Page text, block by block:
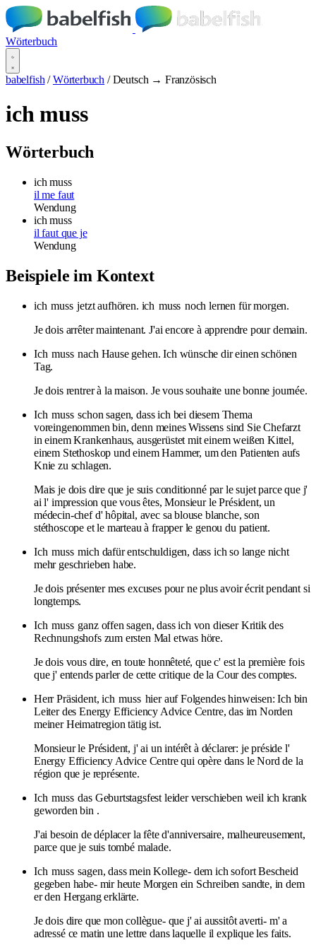
Wörterbuch
babelfish / Wörterbuch / Deutsch → Französisch
ich muss
Wörterbuch
ich muss
il me faut
Wendung
ich muss
il faut que je
Wendung
Beispiele im Kontext
ich muss jetzt aufhören. ich muss noch lernen für morgen.
Je dois arrêter maintenant. J'ai encore à apprendre pour demain.
Ich muss nach Hause gehen. Ich wünsche dir einen schönen
Tag.
Je dois rentrer à la maison. Je vous souhaite une bonne journée.
Ich muss schon sagen, dass ich bei diesem Thema
voreingenommen bin, denn meines Wissens sind Sie Chefarzt
in einem Krankenhaus, ausgerüstet mit einem weißen Kittel,
einem Stethoskop und einem Hammer, um den Patienten aufs
Knie zu schlagen.
Mais je dois dire que je suis conditionné par le sujet parce que j'
ai l' impression que vous êtes, Monsieur le Président, un
médecin-chef d' hôpital, avec sa blouse blanche, son
stéthoscope et le marteau à frapper le genou du patient.
Ich muss mich dafür entschuldigen, dass ich so lange nicht
mehr geschrieben habe.
Je dois présenter mes excuses pour ne plus avoir écrit pendant si
longtemps.
Ich muss ganz offen sagen, dass ich von dieser Kritik des
Rechnungshofs zum ersten Mal etwas höre.
Je dois vous dire, en toute honnêteté, que c' est la première fois
que j' entends parler de cette critique de la Cour des comptes.
Herr Präsident, ich muss hier auf Folgendes hinweisen: Ich bin
Leiter des Energy Efficiency Advice Centre, das im Norden
meiner Heimatregion tätig ist.
Monsieur le Président, j' ai un intérêt à déclarer: je préside l'
Energy Efficiency Advice Centre qui opère dans le Nord de la
région que je représente.
Ich muss das Geburtstagsfest leider verschieben weil ich krank
geworden bin .
J'ai besoin de déplacer la fête d'anniversaire, malheureusement,
parce que je suis tombé malade.
Ich muss sagen, dass mein Kollege- dem ich sofort Bescheid
gegeben habe- mir heute Morgen ein Schreiben sandte, in dem
er den Hergang erklärte.
Je dois dire que mon collègue- que j' ai aussitôt averti- m' a
adressé ce matin une lettre dans laquelle il explique les faits.